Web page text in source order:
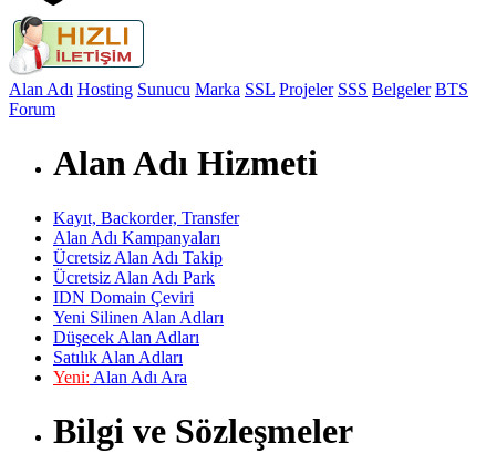
Alan Adı Hosting Sunucu Marka SSL Projeler SSS Belgeler BTS
Forum
Alan Adı Hizmeti
Kayıt, Backorder, Transfer
Alan Adı Kampanyaları
Ücretsiz Alan Adı Takip
Ücretsiz Alan Adı Park
IDN Domain Çeviri
Yeni Silinen Alan Adları
Düşecek Alan Adları
Satılık Alan Adları
Yeni: Alan Adı Ara
Bilgi ve Sözleşmeler